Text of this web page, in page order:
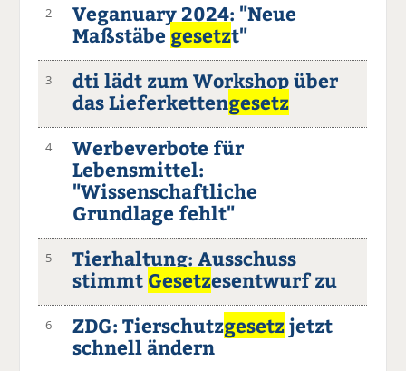
2
Veganuary 2024: "Neue
Maßstäbe gesetzt"
3
dti lädt zum Workshop über
das Lieferkettengesetz
4
Werbeverbote für
Lebensmittel:
"Wissenschaftliche
Grundlage fehlt"
5
Tierhaltung: Ausschuss
stimmt Gesetzesentwurf zu
6 ZDG: Tierschutzgesetzjetzt
schnell ändern